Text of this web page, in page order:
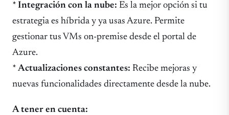
* Integración con la nube: Es la mejor opción si tu
estrategia es híbrida y ya usas Azure. Permite
gestionar tus VMs on-premise desde el portal de
Azure.
* Actualizaciones constantes: Recibe mejoras y
nuevas funcionalidades directamente desde la nube.
A tener en cuenta: